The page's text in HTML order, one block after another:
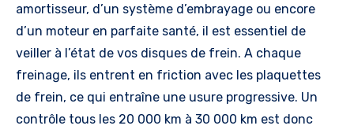
amortisseur, d’un système d’embrayage ou encore
d’un moteur en parfaite santé, il est essentiel de
veiller à l’état de vos disques de frein. A chaque
freinage, ils entrent en friction avec les plaquettes
de frein, ce qui entraîne une usure progressive. Un
contrôle tous les 20 000 km à 30 000 km est donc